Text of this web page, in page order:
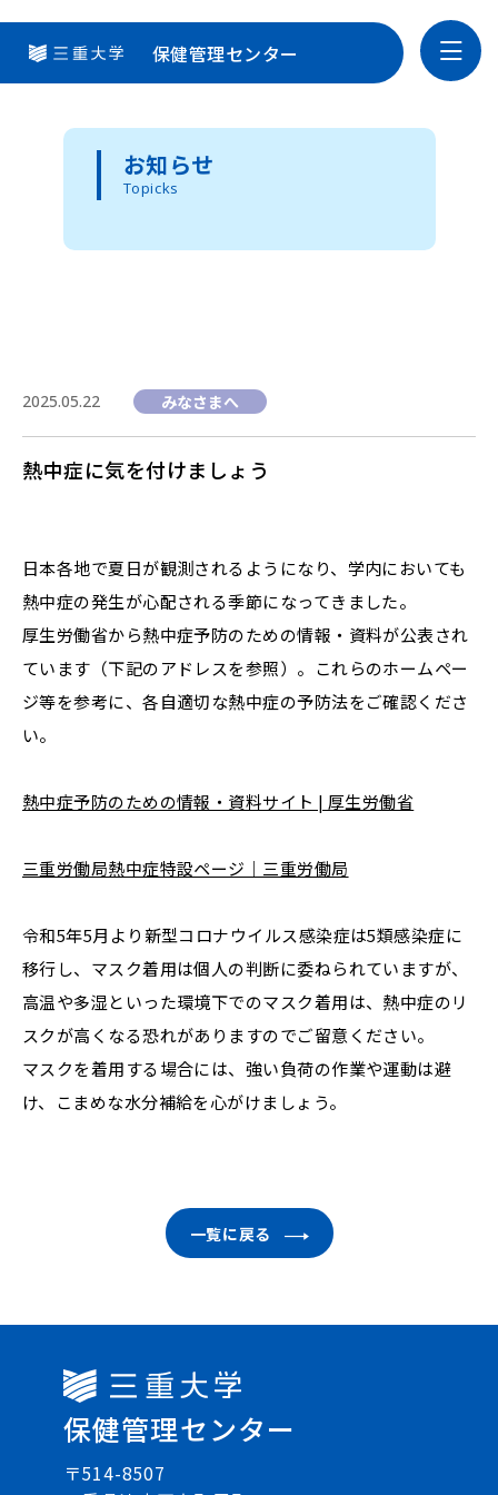
三重大学
保健管理センター
お知らせ
Topicks
2025.05.22 みなさまへ
熱中症に気を付けましょう
日本各地で夏日が観測されるようになり、学内においても
熱中症の発生が心配される季節になってきました。
厚生労働省から熱中症予防のための情報・資料が公表され
ています（下記のアドレスを参照）。これらのホームペー
ジ等を参考に、各自適切な熱中症の予防法をご確認くださ
い。
熱中症予防のための情報・資料サイト | 厚生労働省
三重労働局熱中症特設ページ｜三重労働局
令和5年5月より新型コロナウイルス感染症は5類感染症に
移行し、マスク着用は個人の判断に委ねられていますが、
高温や多湿といった環境下でのマスク着用は、熱中症のリ
スクが高くなる恐れがありますのでご留意ください。
マスクを着用する場合には、強い負荷の作業や運動は避
け、こまめな水分補給を心がけましょう。
一覧に戻る
三重大学
保健管理センター
〒514-8507